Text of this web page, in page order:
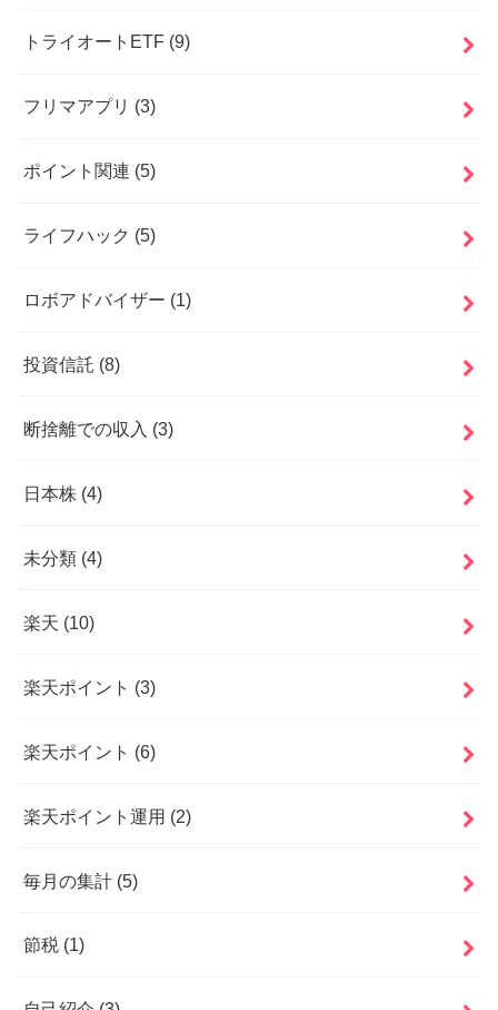
トライオートETF (9)
フリマアプリ (3)
ポイント関連 (5)
ライフハック (5)
ロボアドバイザー (1)
投資信託 (8)
断捨離での収入 (3)
日本株 (4)
未分類 (4)
楽天 (10)
楽天ポイント (3)
楽天ポイント (6)
楽天ポイント運用 (2)
毎月の集計 (5)
節税 (1)